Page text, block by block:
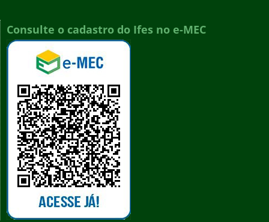
Consulte o cadastro do Ifes no e-MEC